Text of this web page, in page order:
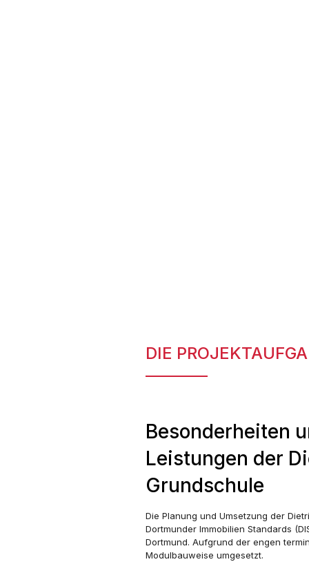
DIE
Besonderheiten
Leistungen der
Grundschule
Die Planung und Umsetzung der
Dortmunder Immobilien Standards
Dortmund. Aufgrund der engen
Modulbauweise umgesetzt.